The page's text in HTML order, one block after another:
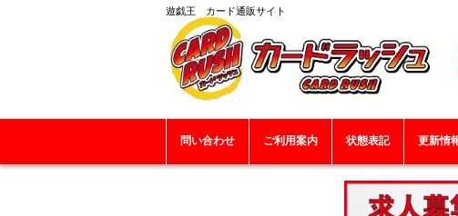
遊戯王 カード通販サイト
問い合わせ ご利用案内 状態表記 更新情